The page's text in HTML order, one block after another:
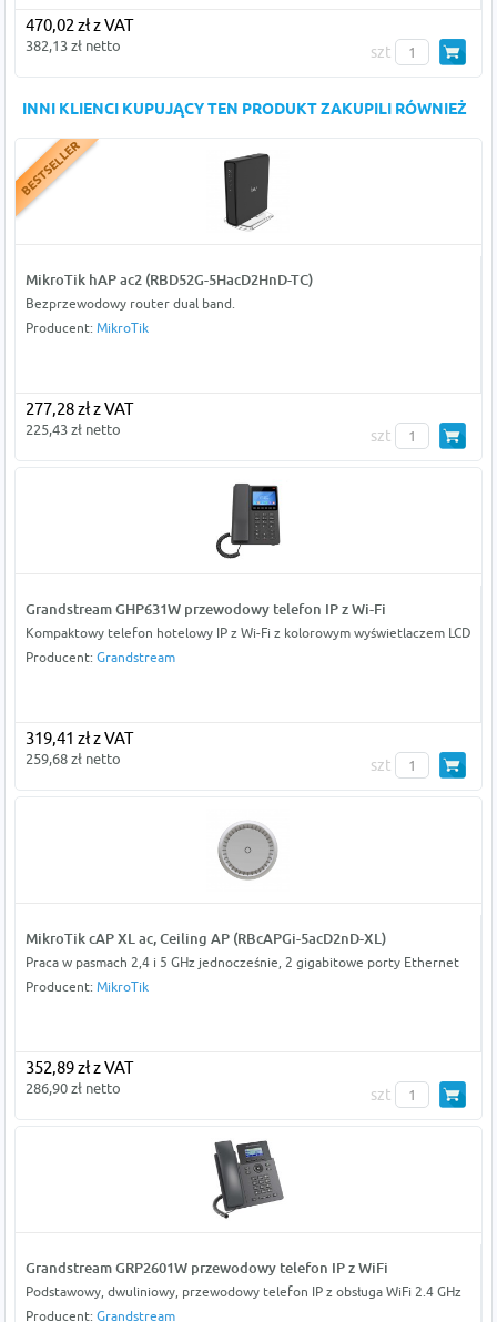
470,02 zł z VAT
382,13 zł netto szt
INNI KLIENCI KUPUJĄCY TEN PRODUKT ZAKUPILI RÓWNIEŻ
MikroTik hAP ac2 (RBD52G-5HacD2HnD-TC)
Bezprzewodowy router dual band.
Producent: MikroTik
277,28 zł z VAT
225,43 zł netto szt
Grandstream GHP631W przewodowy telefon IP z Wi-Fi
Kompaktowy telefon hotelowy IP z Wi-Fi z kolorowym wyświetlaczem LCD
Producent: Grandstream
319,41 zł z VAT
259,68 zł netto szt
MikroTik cAP XL ac, Ceiling AP (RBcAPGi-5acD2nD-XL)
Praca w pasmach 2,4 i 5 GHz jednocześnie, 2 gigabitowe porty Ethernet
Producent: MikroTik
352,89 zł z VAT
286,90 zł netto szt
Grandstream GRP2601W przewodowy telefon IP z WiFi
Podstawowy, dwuliniowy, przewodowy telefon IP z obsługa WiFi 2.4 GHz
Producent: Grandstream